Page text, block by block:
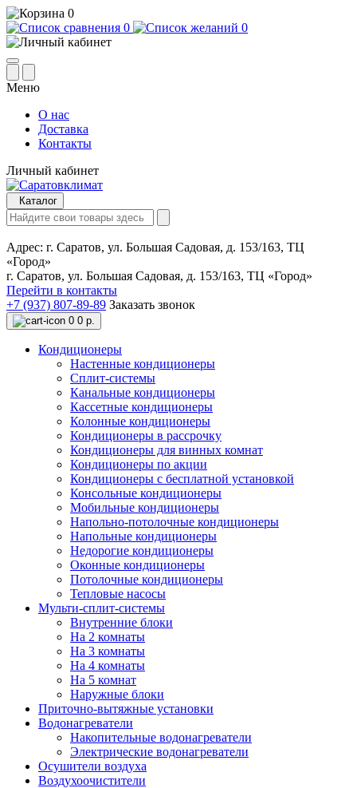
0
0
0
Меню
О нас
Доставка
Контакты
Личный кабинет
Каталог
Адрес: г. Саратов, ул. Большая Садовая, д. 153/163, ТЦ
«Город»
г. Саратов, ул. Большая Садовая, д. 153/163, ТЦ «Город»
Перейти в контакты
+7 (937) 807-89-89 Заказать звонок
0 0 р.
Кондиционеры
Настенные кондиционеры
Сплит-системы
Канальные кондиционеры
Кассетные кондиционеры
Колонные кондиционеры
Кондиционеры в рассрочку
Кондиционеры для винных комнат
Кондиционеры по акции
Кондиционеры с бесплатной установкой
Консольные кондиционеры
Мобильные кондиционеры
Напольно-потолочные кондиционеры
Напольные кондиционеры
Недорогие кондиционеры
Оконные кондиционеры
Потолочные кондиционеры
Тепловые насосы
Мульти-сплит-системы
Внутренние блоки
На 2 комнаты
На 3 комнаты
На 4 комнаты
На 5 комнат
Наружные блоки
Приточно-вытяжные установки
Водонагреватели
Накопительные водонагреватели
Электрические водонагреватели
Осушители воздуха
Воздухоочистители